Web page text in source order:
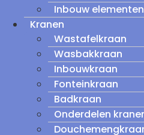
Inbouw elementen
Kranen
Wastafelkraan
Wasbakkraan
Inbouwkraan
Fonteinkraan
Badkraan
Onderdelen